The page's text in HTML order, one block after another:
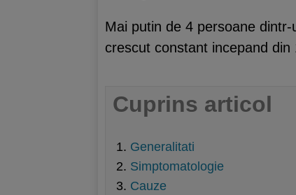
Mai putin de 4 persoane
crescut constant incepand din
Cuprins articol
Generalitati
Simptomatologie
Cauze